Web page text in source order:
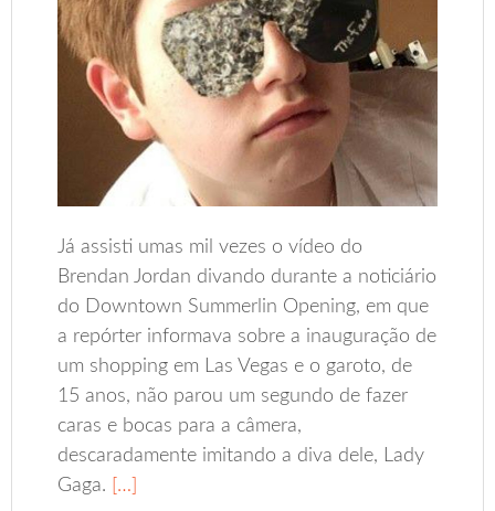
Já assisti umas mil vezes o vídeo do
Brendan Jordan divando durante a noticiário
do Downtown Summerlin Opening, em que
a repórter informava sobre a inauguração de
um shopping em Las Vegas e o garoto, de
15 anos, não parou um segundo de fazer
caras e bocas para a câmera,
descaradamente imitando a diva dele, Lady
Gaga. […]